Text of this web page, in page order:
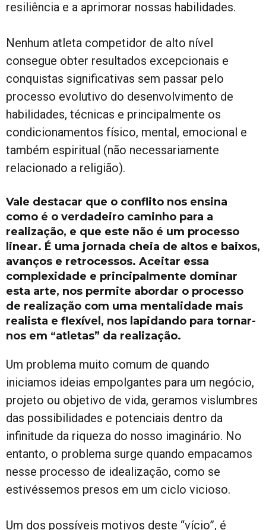
resiliência e a aprimorar nossas habilidades.
Nenhum atleta competidor de alto nível
consegue obter resultados excepcionais e
conquistas significativas sem passar pelo
processo evolutivo do desenvolvimento de
habilidades, técnicas e principalmente os
condicionamentos físico, mental, emocional e
também espiritual (não necessariamente
relacionado a religião).
Vale destacar que o conflito nos ensina
como é o verdadeiro caminho para a
realização, e que este não é um processo
linear. É uma jornada cheia de altos e baixos,
avanços e retrocessos. Aceitar essa
complexidade e principalmente dominar
esta arte, nos permite abordar o processo
de realização com uma mentalidade mais
realista e flexível, nos lapidando para tornar-
nos em “atletas” da realização.
Um problema muito comum de quando
iniciamos ideias empolgantes para um negócio,
projeto ou objetivo de vida, geramos vislumbres
das possibilidades e potenciais dentro da
infinitude da riqueza do nosso imaginário. No
entanto, o problema surge quando empacamos
nesse processo de idealização, como se
estivéssemos presos em um ciclo vicioso.
Um dos possíveis motivos deste “vício”, é